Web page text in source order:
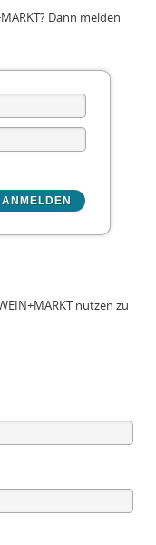
Dann melden
nutzen zu